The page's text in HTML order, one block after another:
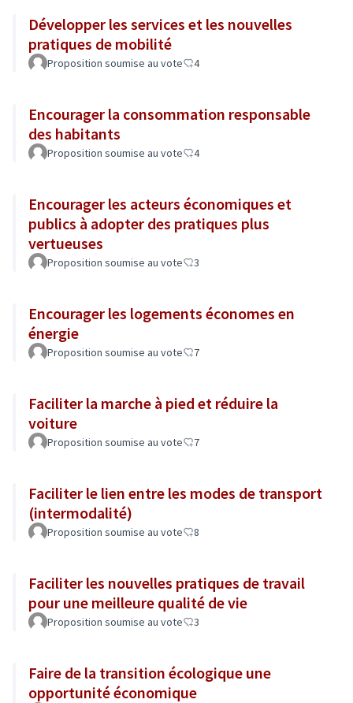
Développer les services et les nouvelles
pratiques de mobilité
Proposition soumise au vote 4
Encourager la consommation responsable
des habitants
Proposition soumise au vote 4
Encourager les acteurs économiques et
publics à adopter des pratiques plus
vertueuses
Proposition soumise au vote 3
Encourager les logements économes en
énergie
Proposition soumise au vote 7
Faciliter la marche à pied et réduire la
voiture
Proposition soumise au vote 7
Faciliter le lien entre les modes de transport
(intermodalité)
Proposition soumise au vote 8
Faciliter les nouvelles pratiques de travail
pour une meilleure qualité de vie
Proposition soumise au vote 3
Faire de la transition écologique une
opportunité économique